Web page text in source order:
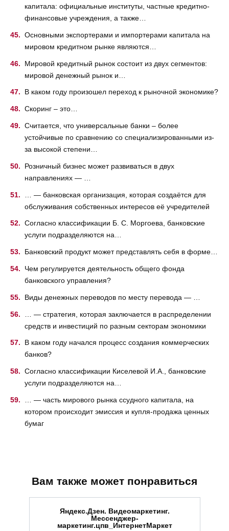
капитала: официальные институты, частные кредитно-
финансовые учреждения, а также…
Основными экспортерами и импортерами капитала на
мировом кредитном рынке являются…
Мировой кредитный рынок состоит из двух сегментов:
мировой денежный рынок и…
В каком году произошел переход к рыночной экономике?
Скоринг – это…
Считается, что универсальные банки – более
устойчивые по сравнению со специализированными из-
за высокой степени…
Розничный бизнес может развиваться в двух
направлениях — …
… — банковская организация, которая создаётся для
обслуживания собственных интересов её учредителей
Согласно классификации Б. С. Моргоева, банковские
услуги подразделяются на…
Банковский продукт может представлять себя в форме…
Чем регулируется деятельность общего фонда
банковского управления?
Виды денежных переводов по месту перевода — …
… — стратегия, которая заключается в распределении
средств и инвестиций по разным секторам экономики
В каком году начался процесс создания коммерческих
банков?
Согласно классификации Киселевой И.А., банковские
услуги подразделяются на…
… — часть мирового рынка ссудного капитала, на
котором происходит эмиссия и купля-продажа ценных
бумаг
Вам также может понравиться
Яндекс.Дзен. Видеомаркетинг.
Мессенджер-
маркетинг.цпв_ИнтернетМаркет